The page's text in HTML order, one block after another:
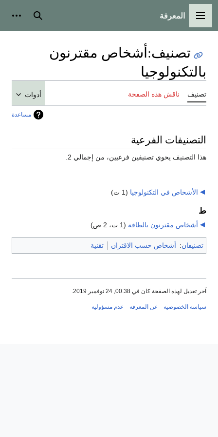
القائمة الرئيسية
المعرفة بحث
تصنيف:أشخاص مقترنون
بالتكنولوجيا
تصنيف ناقش هذه الصفحة أدوات
مساعدة
التصنيفات الفرعية
هذا التصنيف يحوي تصنيفين فرعيين، من إجمالي 2.
الأشخاص في التكنولوجيا (1 ت)
ط
أشخاص مقترنون بالطاقة (1 ت، 2 ص)
تصنيفان: أشخاص حسب الاقتران تقنية
آخر تعديل لهذه الصفحة كان في 00:38, 24 نوفمبر 2019.
سياسة الخصوصية عن المعرفة عدم مسؤولية